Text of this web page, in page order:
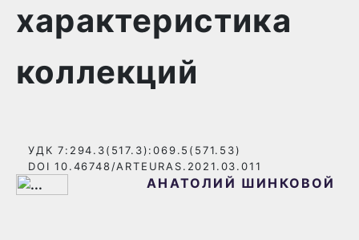
характеристика
коллекций
УДК 7:294.3(517.3):069.5(571.53)
DOI 10.46748/ARTEURAS.2021.03.011
АНАТОЛИЙ ШИНКОВОЙ